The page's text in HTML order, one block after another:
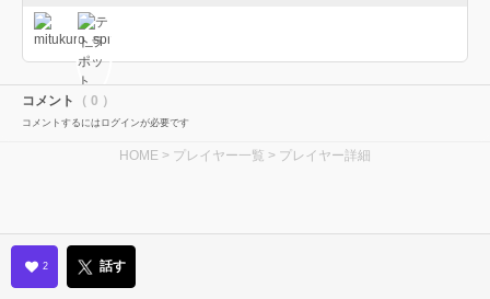
コメント （ 0 ）
コメントするにはログインが必要です
HOME > プレイヤー一覧 > プレイヤー詳細
2 話す